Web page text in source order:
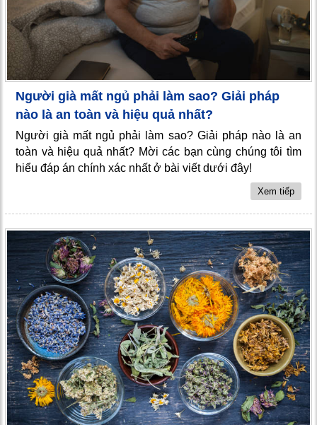
Người già mất ngủ phải làm sao? Giải pháp
nào là an toàn và hiệu quả nhất?
Người già mất ngủ phải làm sao? Giải pháp nào là an
toàn và hiệu quả nhất? Mời các bạn cùng chúng tôi tìm
hiểu đáp án chính xác nhất ở bài viết dưới đây!
Xem tiếp